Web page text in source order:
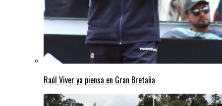
Raúl Viver ya piensa en Gran Bretaña